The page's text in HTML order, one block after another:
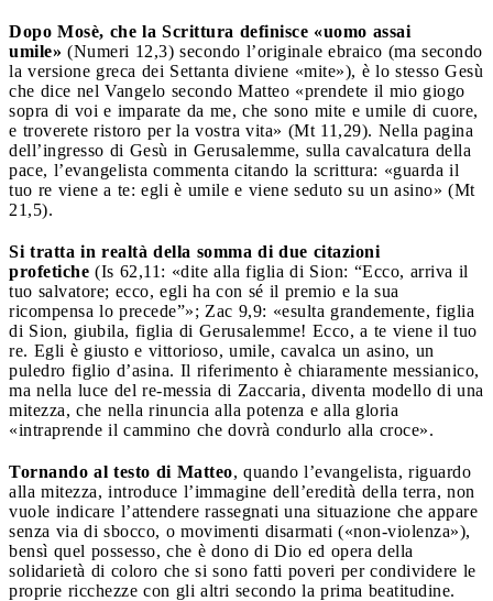
Dopo Mosè, che la Scrittura definisce «uomo assai
umile» (Numeri 12,3) secondo l’originale ebraico (ma secondo
la versione greca dei Settanta diviene «mite»), è lo stesso Gesù
che dice nel Vangelo secondo Matteo «prendete il mio giogo
sopra di voi e imparate da me, che sono mite e umile di cuore,
e troverete ristoro per la vostra vita» (Mt 11,29). Nella pagina
dell’ingresso di Gesù in Gerusalemme, sulla cavalcatura della
pace, l’evangelista commenta citando la scrittura: «guarda il
tuo re viene a te: egli è umile e viene seduto su un asino» (Mt
21,5).
Si tratta in realtà della somma di due citazioni
profetiche (Is 62,11: «dite alla figlia di Sion: “Ecco, arriva il
tuo salvatore; ecco, egli ha con sé il premio e la sua
ricompensa lo precede”»; Zac 9,9: «esulta grandemente, figlia
di Sion, giubila, figlia di Gerusalemme! Ecco, a te viene il tuo
re. Egli è giusto e vittorioso, umile, cavalca un asino, un
puledro figlio d’asina. Il riferimento è chiaramente messianico,
ma nella luce del re-messia di Zaccaria, diventa modello di una
mitezza, che nella rinuncia alla potenza e alla glo­ria
«intraprende il cammino che dovrà condurlo alla croce».
Tornando al testo di Matteo, quando l’evangelista, riguardo
alla mitezza, introduce l’immagine dell’eredità della terra, non
vuole indicare l’attendere rassegnati una situazione che appare
senza via di sbocco, o movimenti disarmati («non-violenza»),
bensì quel possesso, che è dono di Dio ed opera della
solidarietà di coloro che si sono fatti poveri per condividere le
proprie ricchezze con gli altri secondo la prima beatitudine.